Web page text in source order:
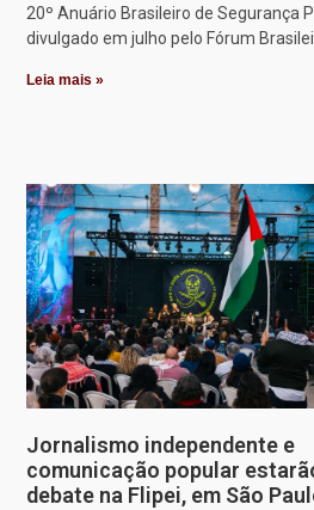
20º Anuário Brasileiro de Segurança
divulgado em julho pelo Fórum
Leia mais »
Jornalismo independente e
comunicação popular
debate na Flipei, em São